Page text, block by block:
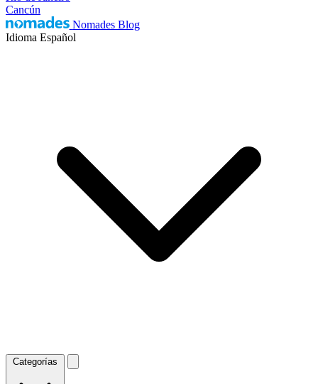
Cancún
Nomades Blog
Idioma Español
Categorías